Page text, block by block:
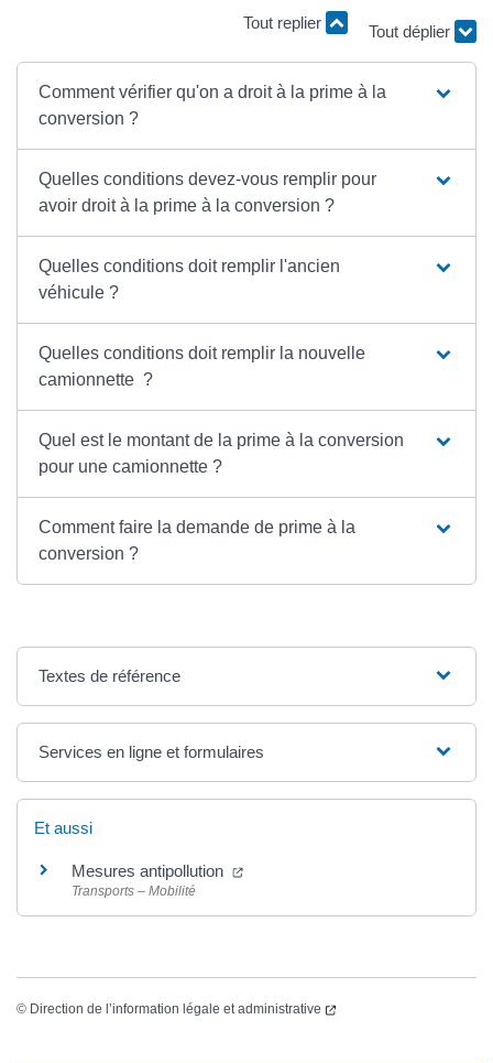
Tout replier
Tout déplier
Comment vérifier qu'on a droit à la prime à la
conversion ?
Quelles conditions devez-vous remplir pour
avoir droit à la prime à la conversion ?
Quelles conditions doit remplir l'ancien
véhicule ?
Quelles conditions doit remplir la nouvelle
camionnette ?
Quel est le montant de la prime à la conversion
pour une camionnette ?
Comment faire la demande de prime à la
conversion ?
Textes de référence
Services en ligne et formulaires
Et aussi
Mesures antipollution
Transports – Mobilité
© Direction de l’information légale et administrative